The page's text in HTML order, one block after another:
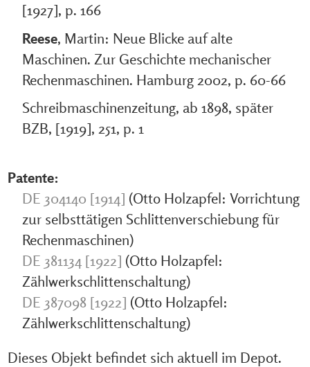
[1927], p. 166
Reese, Martin: Neue Blicke auf alte
Maschinen. Zur Geschichte mechanischer
Rechenmaschinen. Hamburg 2002, p. 60-66
Schreibmaschinenzeitung, ab 1898, später
BZB, [1919], 251, p. 1
Patente:
DE 304140 [1914] (Otto Holzapfel: Vorrichtung
zur selbsttätigen Schlittenverschiebung für
Rechenmaschinen)
DE 381134 [1922] (Otto Holzapfel:
Zählwerkschlittenschaltung)
DE 387098 [1922] (Otto Holzapfel:
Zählwerkschlittenschaltung)
Dieses Objekt befindet sich aktuell im Depot.